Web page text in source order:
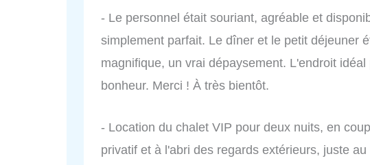
- Le personnel était souriant, agréable et
simplement parfait. Le dîner et le petit déjeuner
magnifique, un vrai dépaysement. L'endroit
bonheur. Merci ! À très bientôt.
- Location du chalet VIP pour deux nuits, en
privatif et à l'abri des regards extérieurs, juste